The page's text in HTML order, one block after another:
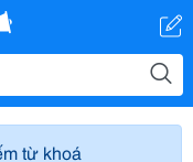
từ khoá